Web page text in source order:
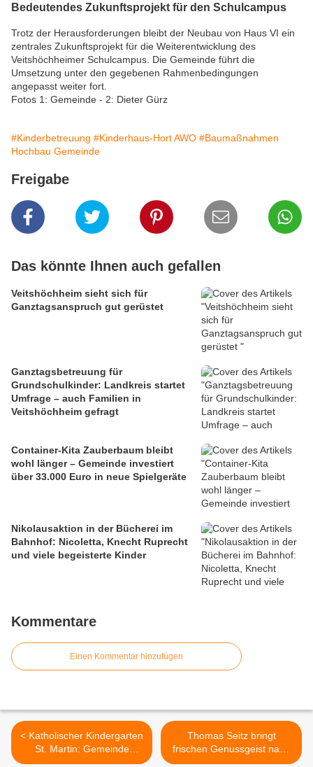
Bedeutendes Zukunftsprojekt für den Schulcampus
Trotz der Herausforderungen bleibt der Neubau von Haus VI ein
zentrales Zukunftsprojekt für die Weiterentwicklung des
Veitshöchheimer Schulcampus. Die Gemeinde führt die
Umsetzung unter den gegebenen Rahmenbedingungen
angepasst weiter fort.
Fotos 1: Gemeinde - 2: Dieter Gürz
#Kinderbetreuung #Kinderhaus-Hort AWO #Baumaßnahmen
Hochbau Gemeinde
Freigabe
Das könnte Ihnen auch gefallen
Veitshöchheim sieht sich für
Ganztagsanspruch gut gerüstet
Ganztagsbetreuung für
Grundschulkinder: Landkreis startet
Umfrage – auch Familien in
Veitshöchheim gefragt
Container-Kita Zauberbaum bleibt
wohl länger – Gemeinde investiert
über 33.000 Euro in neue Spielgeräte
Nikolausaktion in der Bücherei im
Bahnhof: Nicoletta, Knecht Ruprecht
und viele begeisterte Kinder
Kommentare
Einen Kommentar hinzufügen
< Katholischer Kindergarten
St. Martin: Gemeinde
beteiligt sich an Mehrkosten
Thomas Seitz bringt
frischen Genussgeist nach
Veitshöchheim >